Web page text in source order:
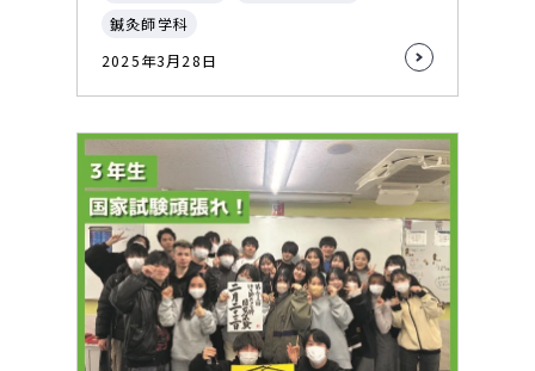
鍼灸師学科
2025年3月28日